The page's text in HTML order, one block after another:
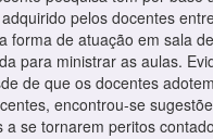
pelos docentes
forma de atuação em sala
para ministrar as aulas.
de que os docentes
encontrou-se
se tornarem peritos